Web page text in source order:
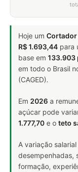
Hoje um
R$ 1.693,44 para
base em 133.903
em todo o Brasil
(CAGED).
Em 2026 a
açúcar pode
1.777,70 e o teto
A variação
desempenhadas,
formação,